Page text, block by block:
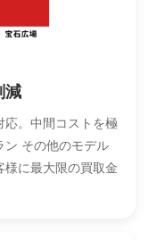
減
。中間コストを極
ン その他のモデル
に最大限の買取金